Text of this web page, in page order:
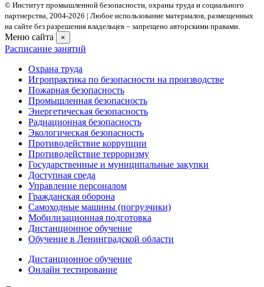
© Институт промышленной безопасности, охраны труда и социального
партнерства, 2004- 2026 | Любое использование материалов, размещенных
на сайте без разрешения владельцев – запрещено авторскими правами.
Меню сайта ×
Расписание занятий
Охрана труда
Игропрактика по безопасности на производстве
Пожарная безопасность
Промышленная безопасность
Энергетическая безопасность
Радиационная безопасность
Экологическая безопасность
Противодействие коррупции
Противодействие терроризму
Государственные и муниципальные закупки
Доступная среда
Управление персоналом
Гражданская оборона
Самоходные машины (погрузчики)
Мобилизационная подготовка
Дистанционное обучение
Обучение в Ленинградской области
Дистанционное обучение
Онлайн тестирование